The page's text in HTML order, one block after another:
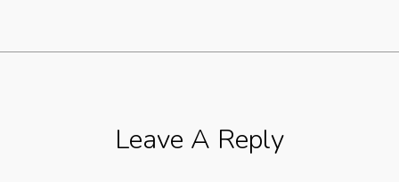
Leave A Reply